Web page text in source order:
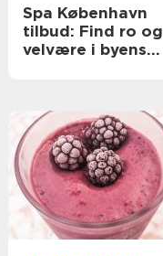
Spa København
tilbud: Find ro og
velvære i byens